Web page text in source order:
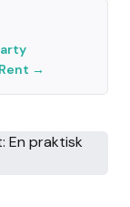
→